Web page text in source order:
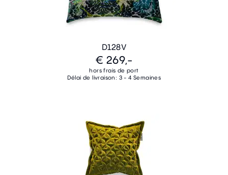
D128V
€ 269,-
hors frais de port
Délai de livraison: 3 - 4 Semaines